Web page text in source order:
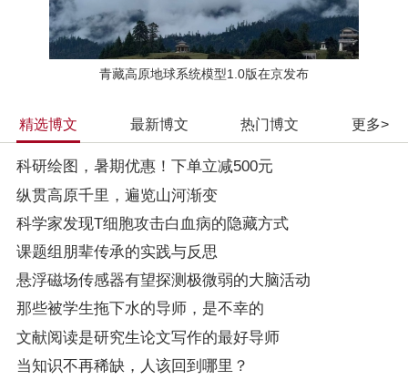
青藏高原地球系统模型1.0版在京发布
精选博文 最新博文 热门博文 更多>
科研绘图，暑期优惠！下单立减500元
纵贯高原千里，遍览山河渐变
科学家发现T细胞攻击白血病的隐藏方式
课题组朋辈传承的实践与反思
悬浮磁场传感器有望探测极微弱的大脑活动
那些被学生拖下水的导师，是不幸的
文献阅读是研究生论文写作的最好导师
当知识不再稀缺，人该回到哪里？